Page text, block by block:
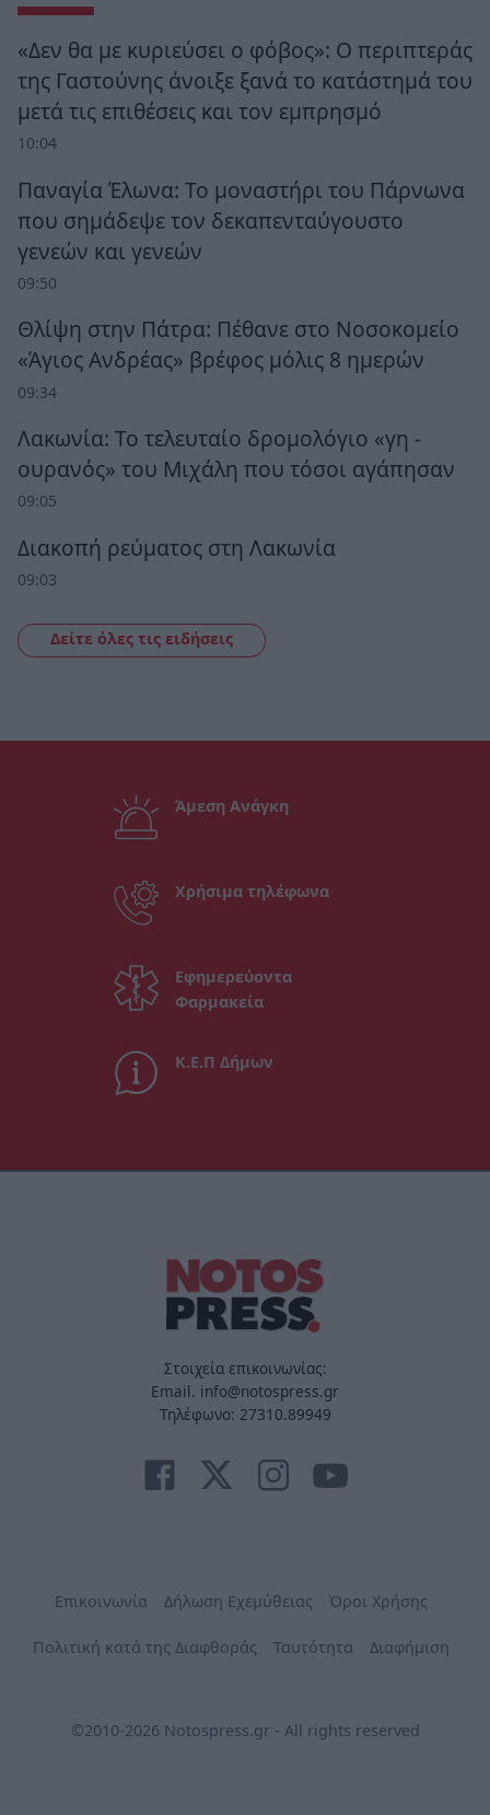
«Δεν θα με κυριεύσει ο φόβος»: Ο περιπτεράς
της Γαστούνης άνοιξε ξανά το κατάστημά του
μετά τις επιθέσεις και τον εμπρησμό
10:04
Παναγία Έλωνα: Το μοναστήρι του Πάρνωνα
που σημάδεψε τον δεκαπενταύγουστο
γενεών και γενεών
09:50
Θλίψη στην Πάτρα: Πέθανε στο Νοσοκομείο
«Άγιος Ανδρέας» βρέφος μόλις 8 ημερών
09:34
Λακωνία: Το τελευταίο δρομολόγιο «γη -
ουρανός» του Μιχάλη που τόσοι αγάπησαν
09:05
Διακοπή ρεύματος στη Λακωνία
09:03
Δείτε όλες τις ειδήσεις
Άμεση Ανάγκη
Χρήσιμα τηλέφωνα
Εφημερεύοντα
Φαρμακεία
Κ.Ε.Π Δήμων
Στοιχεία επικοινωνίας:
Email. info@notospress.gr
Τηλέφωνο: 27310.89949
Επικοινωνία Δήλωση Εχεμύθειας Όροι Χρήσης
Πολιτική κατά της Διαφθοράς Ταυτότητα Διαφήμιση
©2010-2026 Notospress.gr - All rights reserved